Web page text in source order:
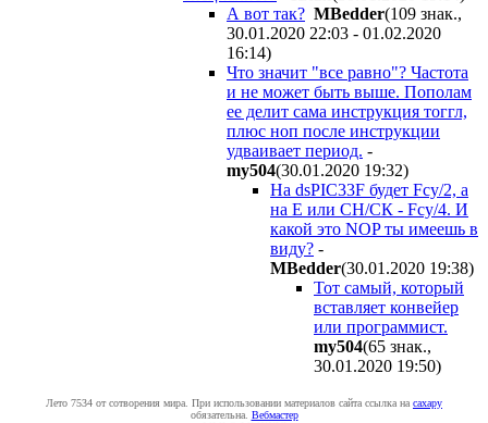
А вот так? MBedder(109 знак.,
30.01.2020 22:03 - 01.02.2020
16:14)
Что значит "все равно"? Частота
и не может быть выше. Пополам
ее делит сама инструкция тоггл,
плюс ноп после инструкции
удваивает период. -
my504(30.01.2020 19:32)
На dsPIC33F будет Fcy/2, а
на Е или СН/СК - Fcy/4. И
какой это NOP ты имеешь в
виду? -
MBedder(30.01.2020 19:38)
Тот самый, который
вставляет конвейер
или программист.
my504(65 знак.,
30.01.2020 19:50)
Лето 7534 от сотворения мира. При использовании материалов сайта ссылка на caxapу
обязательна. Вебмастер